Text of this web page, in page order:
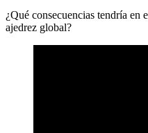
¿Qué consecuencias tendría en
ajedrez global?